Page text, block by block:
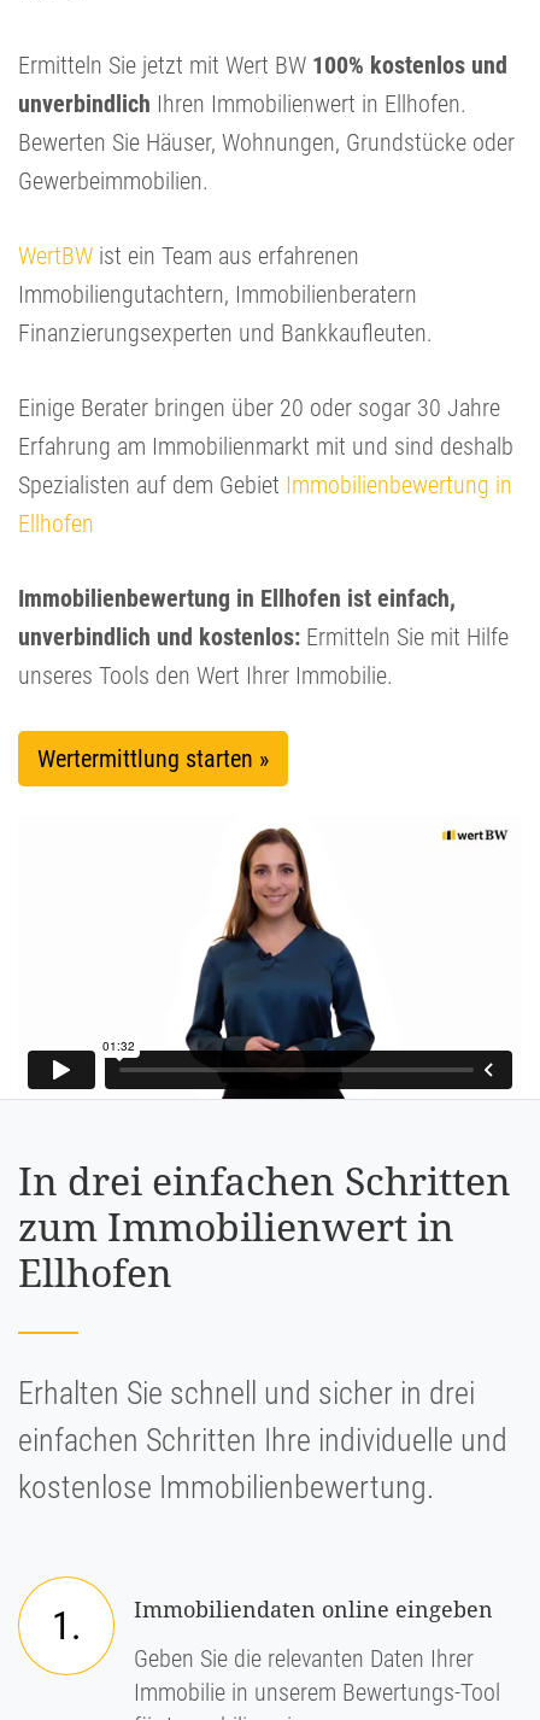
Ermitteln Sie jetzt mit Wert BW 100% kostenlos und
unverbindlich Ihren Immobilienwert in Ellhofen.
Bewerten Sie Häuser, Wohnungen, Grundstücke oder
Gewerbeimmobilien.
WertBW ist ein Team aus erfahrenen
Immobiliengutachtern, Immobilienberatern
Finanzierungsexperten und Bankkaufleuten.
Einige Berater bringen über 20 oder sogar 30 Jahre
Erfahrung am Immobilienmarkt mit und sind deshalb
Spezialisten auf dem Gebiet Immobilienbewertung in
Ellhofen
Immobilienbewertung in Ellhofen ist einfach,
unverbindlich und kostenlos: Ermitteln Sie mit Hilfe
unseres Tools den Wert Ihrer Immobilie.
Wertermittlung starten »
In drei einfachen Schritten
zum Immobilienwert in
Ellhofen
Erhalten Sie schnell und sicher in drei
einfachen Schritten Ihre individuelle und
kostenlose Immobilienbewertung.
1.
Immobiliendaten online eingeben
Geben Sie die relevanten Daten Ihrer
Immobilie in unserem Bewertungs-Tool